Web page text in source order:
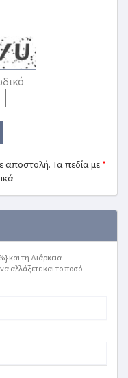
Τα πεδία με *
και τη Διάρκεια
αλλάξετε και το ποσό